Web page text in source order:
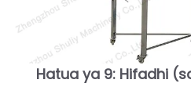
Hatua ya 9: Hifadhi